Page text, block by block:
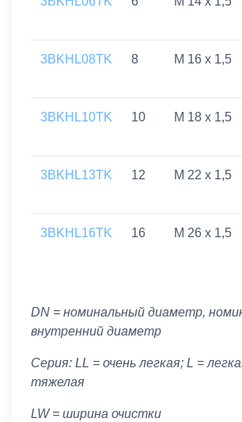
3BKHL08TK 8 M 16 x 1,5
3BKHL10TK 10 M 18 x 1,5
3BKHL13TK 12 M 22 x 1,5
3BKHL16TK 16 M 26 x 1,5
DN = номинальный диаметр,
внутренний диаметр
Серия: LL = очень легкая; L =
тяжелая
LW = ширина очистки